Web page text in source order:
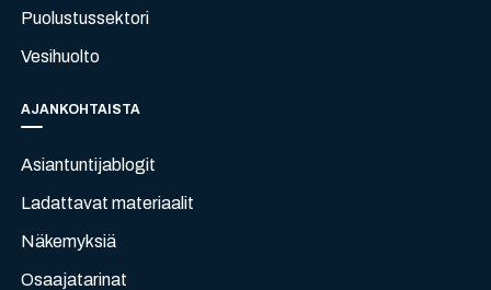
Puolustussektori
Vesihuolto
AJANKOHTAISTA
Asiantuntijablogit
Ladattavat materiaalit
Näkemyksiä
Osaajatarinat